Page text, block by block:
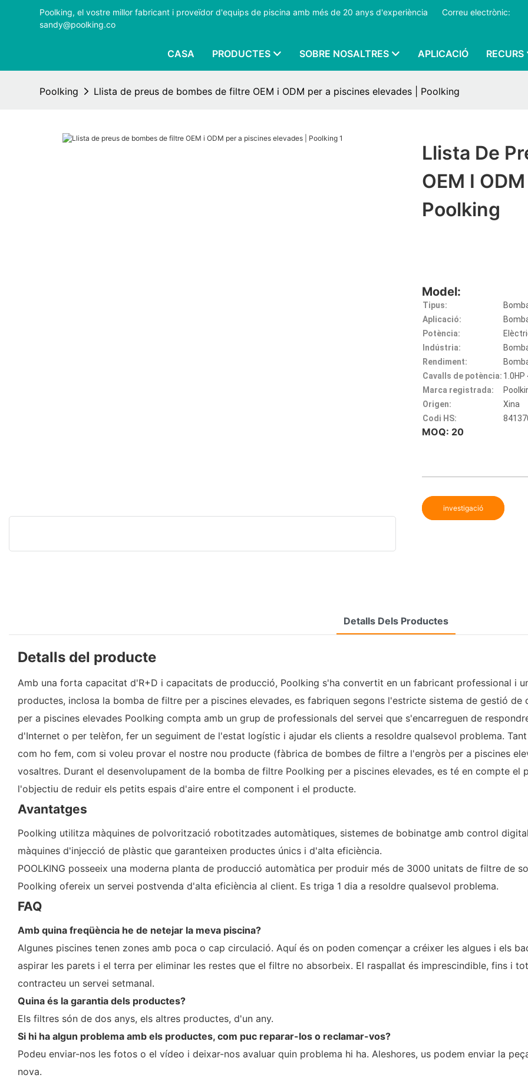
Poolking, el vostre millor fabricant i proveïdor d'equips de piscina amb més de 20 anys d'experiència
Correu electrònic:
sandy@poolking.co
CASA PRODUCTES SOBRE NOSALTRES APLICACIÓ RECURS
Poolking Llista de preus de bombes de filtre OEM i ODM per a piscines elevades | Poolking
Llista De
OEM I
Poolking
Model:
Tipus:
Aplicació:
Potència:
Indústria:
Rendiment:
Cavalls de potència: 1.0HP
Marca registrada:
Origen:
Xina
Codi HS:
MOQ: 20
investigació
Detalls Dels Productes
Detalls del producte
Amb una forta capacitat d'R+D i capacitats de producció, Poolking s'ha convertit en un fabricant professional i
productes, inclosa la bomba de filtre per a piscines elevades, es fabriquen segons l'estricte sistema de gestió
per a piscines elevades Poolking compta amb un grup de professionals del servei que s'encarreguen de
d'Internet o per telèfon, fer un seguiment de l'estat logístic i ajudar els clients a resoldre qualsevol problema.
com ho fem, com si voleu provar el nostre nou producte (fàbrica de bombes de filtre a l'engròs per a piscines
vosaltres. Durant el desenvolupament de la bomba de filtre Poolking per a piscines elevades, es té en compte
l'objectiu de reduir els petits espais d'aire entre el component i el producte.
Avantatges
Poolking utilitza màquines de polvorització robotitzades automàtiques, sistemes de bobinatge amb control
màquines d'injecció de plàstic que garanteixen productes únics i d'alta eficiència.
POOLKING posseeix una moderna planta de producció automàtica per produir més de 3000 unitats de filtre de
Poolking ofereix un servei postvenda d'alta eficiència al client. Es triga 1 dia a resoldre qualsevol problema.
FAQ
Amb quina freqüència he de netejar la meva piscina?
Algunes piscines tenen zones amb poca o cap circulació. Aquí és on poden començar a créixer les algues i els
aspirar les parets i el terra per eliminar les restes que el filtre no absorbeix. El raspallat és imprescindible, fins i
contracteu un servei setmanal.
Quina és la garantia dels productes?
Els filtres són de dos anys, els altres productes, d'un any.
Si hi ha algun problema amb els productes, com puc reparar-los o reclamar-vos?
Podeu enviar-nos les fotos o el vídeo i deixar-nos avaluar quin problema hi ha. Aleshores, us podem enviar la
nova.